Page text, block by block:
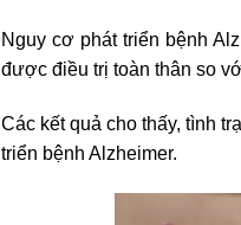
Nguy cơ phát triển bệnh
được điều trị toàn thân so
Các kết quả cho thấy, tình
triển bệnh Alzheimer.